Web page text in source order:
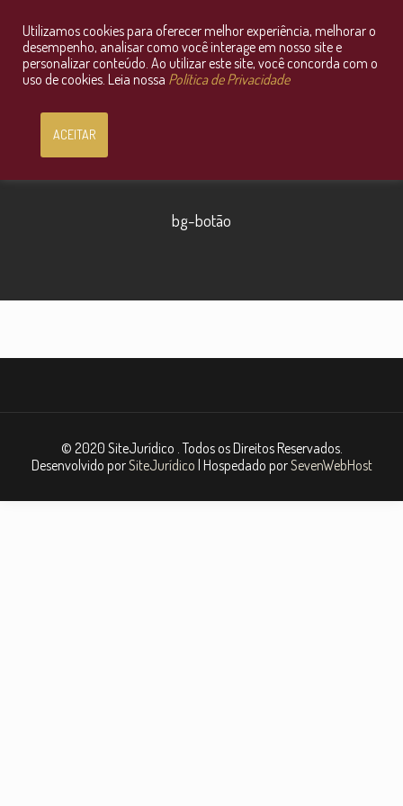
Consultoria Jurídica OnLine
bg-botão
© 2020 SiteJurídico . Todos os Direitos Reservados.
Desenvolvido porSiteJurídico | Hospedado porSevenWebHost
Utilizamos cookies para oferecer melhor experiência, melhorar o
desempenho, analisar como você interage em nosso site e
personalizar conteúdo. Ao utilizar este site, você concorda com o
uso de cookies. Leia nossa Política de Privacidade
ACEITAR